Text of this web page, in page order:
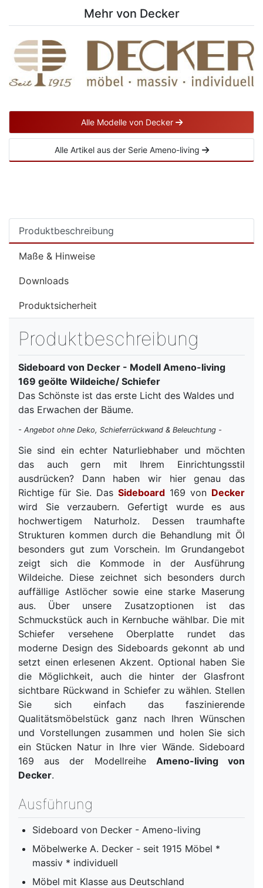
Mehr von Decker
Alle Modelle von Decker
Alle Artikel aus der Serie Ameno-living
Produktbeschreibung
Maße & Hinweise
Downloads
Produktsicherheit
Produktbeschreibung
Sideboard von Decker - Modell Ameno-living
169 geölte Wildeiche/ Schiefer
Das Schönste ist das erste Licht des Waldes und
das Erwachen der Bäume.
- Angebot ohne Deko, Schieferrückwand & Beleuchtung -
Sie sind ein echter Naturliebhaber und möchten
das auch gern mit Ihrem Einrichtungsstil
ausdrücken? Dann haben wir hier genau das
Richtige für Sie. Das Sideboard 169 von Decker
wird Sie verzaubern. Gefertigt wurde es aus
hochwertigem Naturholz. Dessen traumhafte
Strukturen kommen durch die Behandlung mit Öl
besonders gut zum Vorschein. Im Grundangebot
zeigt sich die Kommode in der Ausführung
Wildeiche. Diese zeichnet sich besonders durch
auffällige Astlöcher sowie eine starke Maserung
aus. Über unsere Zusatzoptionen ist das
Schmuckstück auch in Kernbuche wählbar. Die mit
Schiefer versehene Oberplatte rundet das
moderne Design des Sideboards gekonnt ab und
setzt einen erlesenen Akzent. Optional haben Sie
die Möglichkeit, auch die hinter der Glasfront
sichtbare Rückwand in Schiefer zu wählen. Stellen
Sie sich einfach das faszinierende
Qualitätsmöbelstück ganz nach Ihren Wünschen
und Vorstellungen zusammen und holen Sie sich
ein Stücken Natur in Ihre vier Wände. Sideboard
169 aus der Modellreihe Ameno-living von
Decker.
Ausführung
Sideboard von Decker - Ameno-living
Möbelwerke A. Decker - seit 1915 Möbel *
massiv * individuell
Möbel mit Klasse aus Deutschland